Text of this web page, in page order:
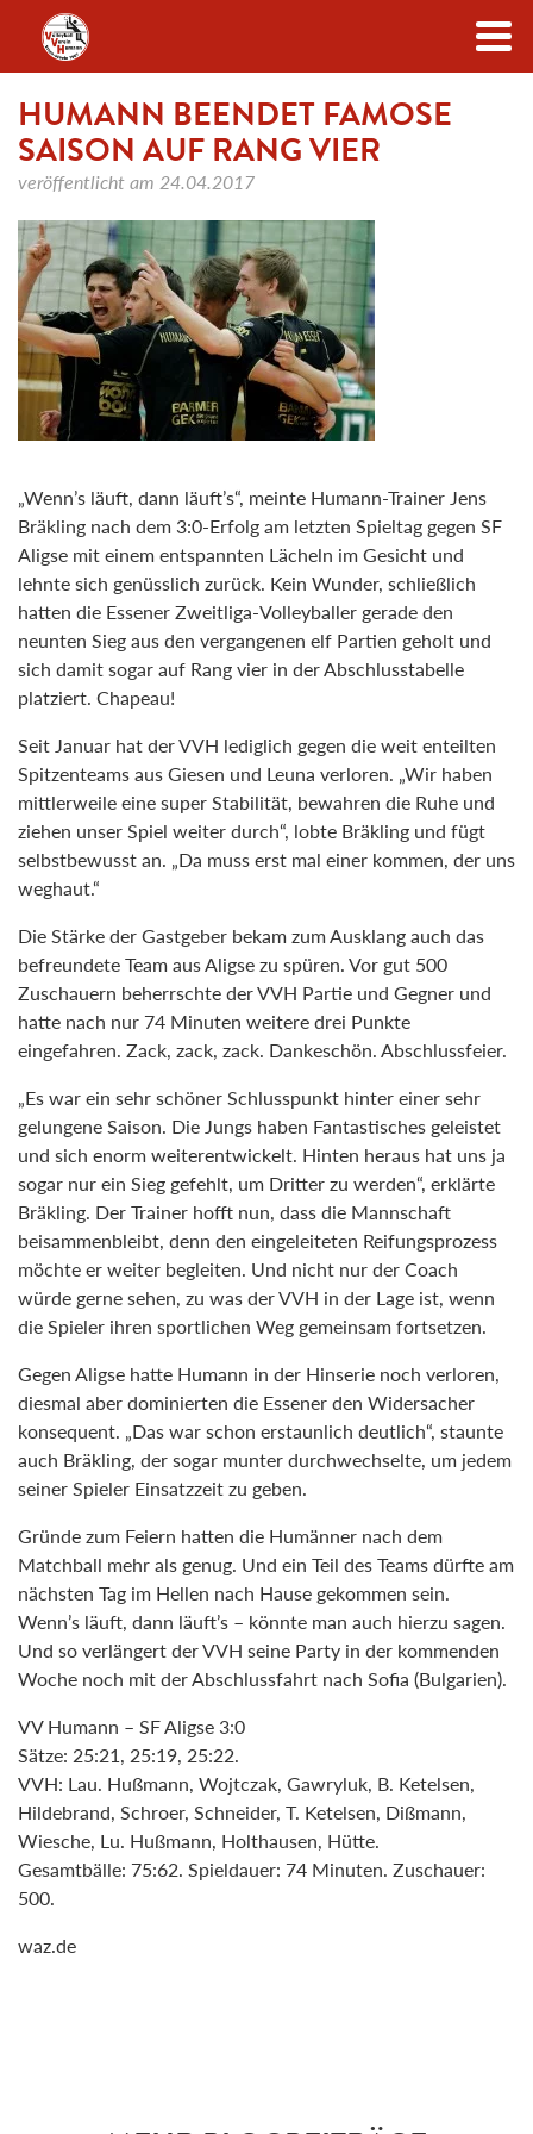
Zum Inhalt
HUMANN BEENDET FAMOSE
SAISON AUF RANG VIER
veröffentlicht am 24.04.2017
„Wenn’s läuft, dann läuft’s“, meinte Humann-Trainer Jens
Bräkling nach dem 3:0-Erfolg am letzten Spieltag gegen SF
Aligse mit einem entspannten Lächeln im Gesicht und
lehnte sich genüsslich zurück. Kein Wunder, schließlich
hatten die Essener Zweitliga-Volleyballer gerade den
neunten Sieg aus den vergangenen elf Partien geholt und
sich damit sogar auf Rang vier in der Abschlusstabelle
platziert. Chapeau!
Seit Januar hat der VVH lediglich gegen die weit enteilten
Spitzenteams aus Giesen und Leuna verloren. „Wir haben
mittlerweile eine super Stabilität, bewahren die Ruhe und
ziehen unser Spiel weiter durch“, lobte Bräkling und fügt
selbstbewusst an. „Da muss erst mal einer kommen, der uns
weghaut.“
Die Stärke der Gastgeber bekam zum Ausklang auch das
befreundete Team aus Aligse zu spüren. Vor gut 500
Zuschauern beherrschte der VVH Partie und Gegner und
hatte nach nur 74 Minuten weitere drei Punkte
eingefahren. Zack, zack, zack. Dankeschön. Abschlussfeier.
„Es war ein sehr schöner Schlusspunkt hinter einer sehr
gelungene Saison. Die Jungs haben Fantastisches geleistet
und sich enorm weiterentwickelt. Hinten heraus hat uns ja
sogar nur ein Sieg gefehlt, um Dritter zu werden“, erklärte
Bräkling. Der Trainer hofft nun, dass die Mannschaft
beisammenbleibt, denn den eingeleiteten Reifungsprozess
möchte er weiter begleiten. Und nicht nur der Coach
würde gerne sehen, zu was der VVH in der Lage ist, wenn
die Spieler ihren sportlichen Weg gemeinsam fortsetzen.
Gegen Aligse hatte Humann in der Hinserie noch verloren,
diesmal aber dominierten die Essener den Widersacher
konsequent. „Das war schon erstaunlich deutlich“, staunte
auch Bräkling, der sogar munter durchwechselte, um jedem
seiner Spieler Einsatzzeit zu geben.
Gründe zum Feiern hatten die Humänner nach dem
Matchball mehr als genug. Und ein Teil des Teams dürfte am
nächsten Tag im Hellen nach Hause gekommen sein.
Wenn’s läuft, dann läuft’s – könnte man auch hierzu sagen.
Und so verlängert der VVH seine Party in der kommenden
Woche noch mit der Abschlussfahrt nach Sofia (Bulgarien).
VV Humann – SF Aligse 3:0
Sätze: 25:21, 25:19, 25:22.
VVH: Lau. Hußmann, Wojtczak, Gawryluk, B. Ketelsen,
Hildebrand, Schroer, Schneider, T. Ketelsen, Dißmann,
Wiesche, Lu. Hußmann, Holthausen, Hütte.
Gesamtbälle: 75:62. Spieldauer: 74 Minuten. Zuschauer:
500.
waz.de